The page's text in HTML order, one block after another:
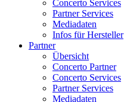
Concerto Services
Partner Services
Mediadaten
Infos für Hersteller
Partner
Übersicht
Concerto Partner
Concerto Services
Partner Services
Mediadaten